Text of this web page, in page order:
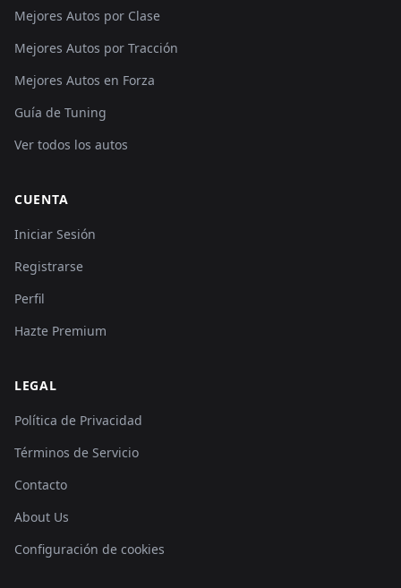
Mejores Autos por Clase
Mejores Autos por Tracción
Mejores Autos en Forza
Guía de Tuning
Ver todos los autos
CUENTA
Iniciar Sesión
Registrarse
Perfil
Hazte Premium
LEGAL
Política de Privacidad
Términos de Servicio
Contacto
About Us
Configuración de cookies